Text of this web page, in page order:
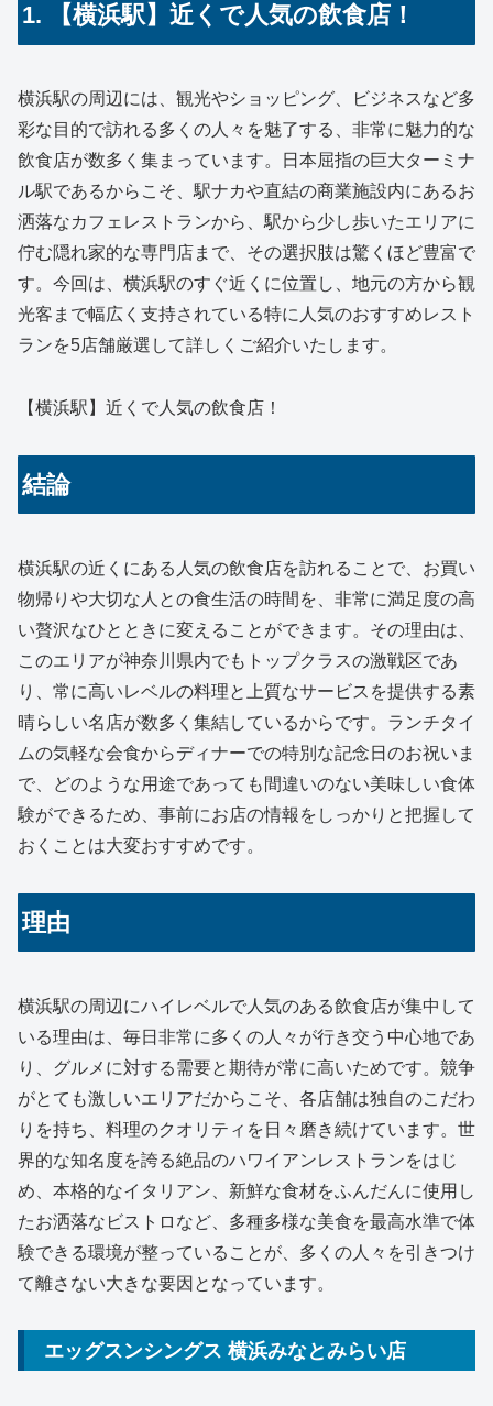
1. 【横浜駅】近くで人気の飲食店！
横浜駅の周辺には、観光やショッピング、ビジネスなど多
彩な目的で訪れる多くの人々を魅了する、非常に魅力的な
飲食店が数多く集まっています。日本屈指の巨大ターミナ
ル駅であるからこそ、駅ナカや直結の商業施設内にあるお
洒落なカフェレストランから、駅から少し歩いたエリアに
佇む隠れ家的な専門店まで、その選択肢は驚くほど豊富で
す。今回は、横浜駅のすぐ近くに位置し、地元の方から観
光客まで幅広く支持されている特に人気のおすすめレスト
ランを5店舗厳選して詳しくご紹介いたします。
【横浜駅】近くで人気の飲食店！
結論
横浜駅の近くにある人気の飲食店を訪れることで、お買い
物帰りや大切な人との食生活の時間を、非常に満足度の高
い贅沢なひとときに変えることができます。その理由は、
このエリアが神奈川県内でもトップクラスの激戦区であ
り、常に高いレベルの料理と上質なサービスを提供する素
晴らしい名店が数多く集結しているからです。ランチタイ
ムの気軽な会食からディナーでの特別な記念日のお祝いま
で、どのような用途であっても間違いのない美味しい食体
験ができるため、事前にお店の情報をしっかりと把握して
おくことは大変おすすめです。
理由
横浜駅の周辺にハイレベルで人気のある飲食店が集中して
いる理由は、毎日非常に多くの人々が行き交う中心地であ
り、グルメに対する需要と期待が常に高いためです。競争
がとても激しいエリアだからこそ、各店舗は独自のこだわ
りを持ち、料理のクオリティを日々磨き続けています。世
界的な知名度を誇る絶品のハワイアンレストランをはじ
め、本格的なイタリアン、新鮮な食材をふんだんに使用し
たお洒落なビストロなど、多種多様な美食を最高水準で体
験できる環境が整っていることが、多くの人々を引きつけ
て離さない大きな要因となっています。
エッグスンシングス 横浜みなとみらい店